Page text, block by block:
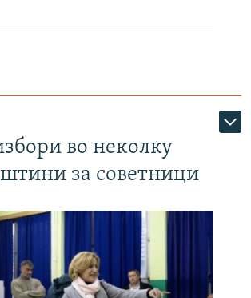
во неколку
за советници